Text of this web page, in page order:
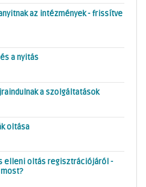
az intézmények - frissítve
a nyitás
a szolgáltatások
oltása
elleni oltás regisztrációjáról -